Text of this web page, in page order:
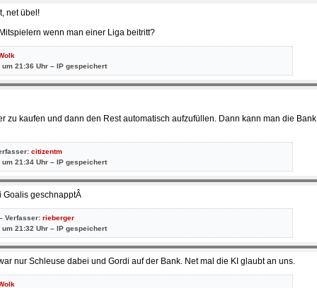
net übel!
wenn man einer Liga beitritt?
21:36 Uhr – IP gespeichert
zu kaufen und dann den Rest automatisch aufzufüllen. Dann kann man die
citizentm
21:34 Uhr – IP gespeichert
Goalis geschnapptÂ
Verfasser: rieberger
21:32 Uhr – IP gespeichert
nur Schleuse dabei und Gordi auf der Bank. Net mal die KI glaubt an uns.